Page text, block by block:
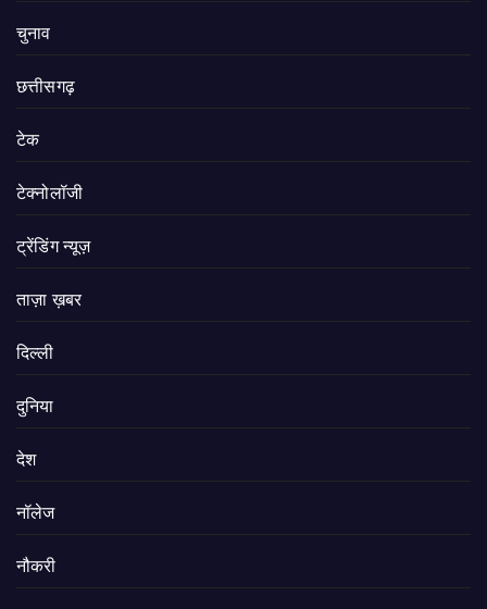
चुनाव
छत्तीसगढ़
टेक
टेक्नोलॉजी
ट्रेंडिंग न्यूज़
ताज़ा ख़बर
दिल्ली
दुनिया
देश
नॉलेज
नौकरी